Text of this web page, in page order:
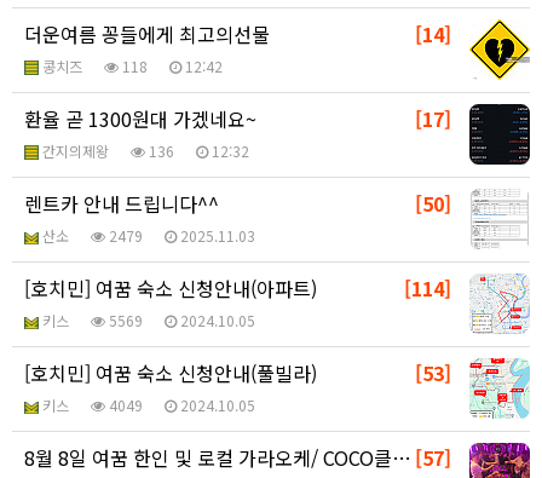
[14]
더운여름 꽁들에게 최고의선물
콩치즈 118 12:42
[17]
환율 곧 1300원대 가겠네요~
간지의제왕 136 12:32
[50]
렌트카 안내 드립니다^^
산소 2479 2025.11.03
[114]
[호치민] 여꿈 숙소 신청안내(아파트)
키스 5569 2024.10.05
[53]
[호치민] 여꿈 숙소 신청안내(풀빌라)
키스 4049 2024.10.05
[57]
8월 8일 여꿈 한인 및 로컬 가라오케/ COCO클럽/…